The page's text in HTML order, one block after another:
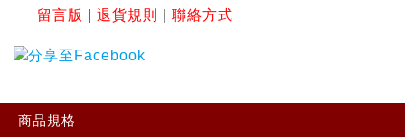
留言版 退貨規則 聯絡方式
商品規格